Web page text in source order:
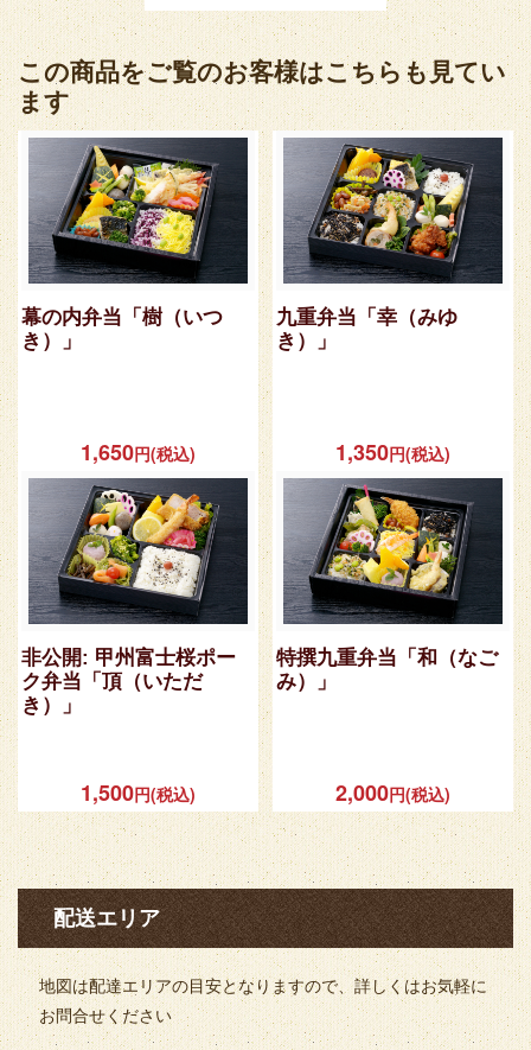
この商品をご覧のお客様はこちらも見てい
ます
幕の内弁当「樹（いつ
き）」
1,650円(税込)
九重弁当「幸（みゆ
き）」
1,350円(税込)
非公開: 甲州富士桜ポー
ク弁当「頂（いただ
き）」
1,500円(税込)
特撰九重弁当「和（なご
み）」
2,000円(税込)
配送エリア
地図は配達エリアの目安となりますので、詳しくはお気軽に
お問合せください